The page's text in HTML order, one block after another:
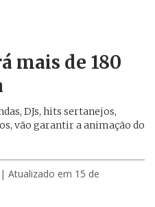
mais de 180
DJs, hits sertanejos,
vão garantir a animação do
| Atualizado em 15 de